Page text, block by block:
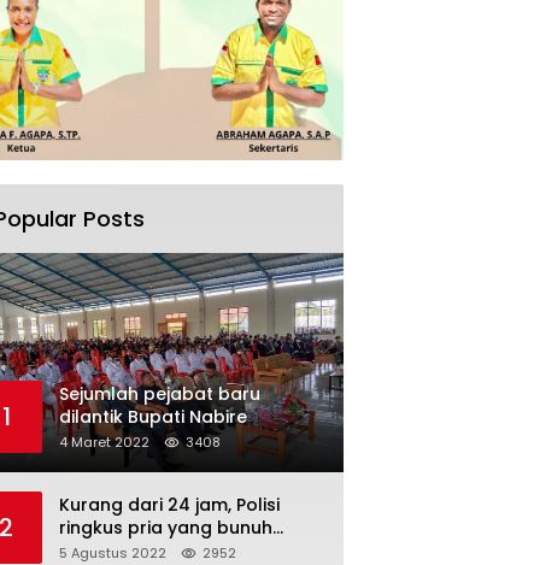
Posts
1
Sejumlah pejabat baru
dilantik Bupati Nabire
4 Maret 2022 3408
2
Kurang dari 24 jam, Polisi
ringkus pria yang bunuh
istrinya
5 Agustus 2022 2952